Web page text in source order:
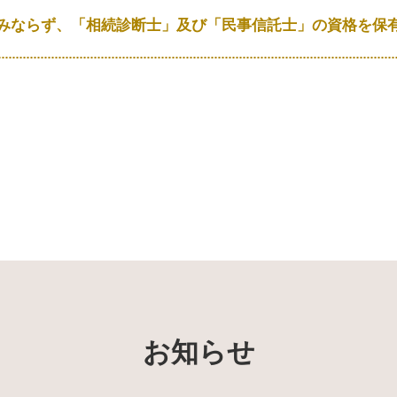
ならず、「相続診断士」及び「民事信託士」の資格を保
お知らせ